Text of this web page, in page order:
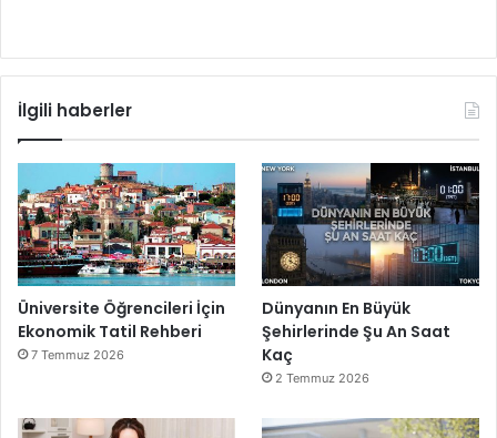
İlgili haberler
Üniversite Öğrencileri İçin
Ekonomik Tatil Rehberi
7 Temmuz 2026
Dünyanın En Büyük
Şehirlerinde Şu An Saat
Kaç
2 Temmuz 2026